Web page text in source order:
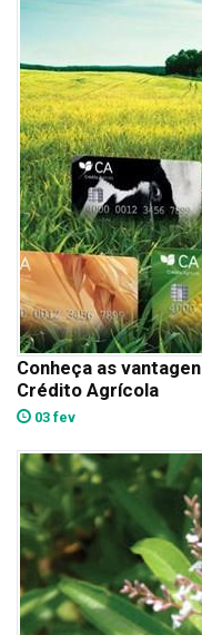
Conheça as
Crédito Agrícola
03 fev